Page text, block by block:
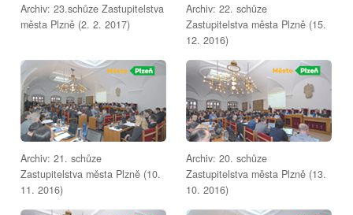
Archiv: 23.schůze Zastupitelstva
města Plzně (2. 2. 2017)
Archiv: 22. schůze
Zastupitelstva města Plzně (15.
12. 2016)
Archiv: 21. schůze
Zastupitelstva města Plzně (10.
11. 2016)
Archiv: 20. schůze
Zastupitelstva města Plzně (13.
10. 2016)